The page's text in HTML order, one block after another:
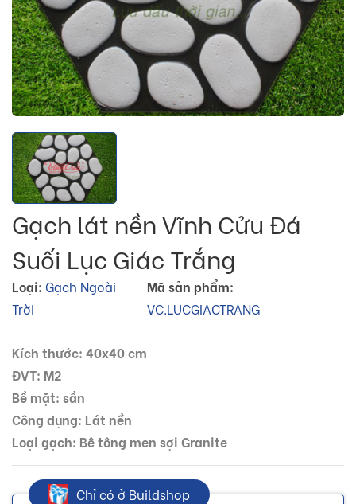
Gạch lát nền Vĩnh Cửu Đá
Suối Lục Giác Trắng
Loại: Gạch Ngoài
Trời
Mã sản phẩm:
VC.LUCGIACTRANG
Kích thước: 40x40 cm
ĐVT: M2
Bề mặt: sần
Công dụng: Lát nền
Loại gạch: Bê tông men sợi Granite
Chỉ có ở Buildshop